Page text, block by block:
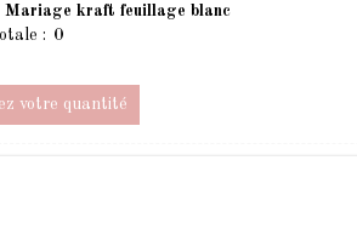
kraft feuillage blanc
:
votre quantité